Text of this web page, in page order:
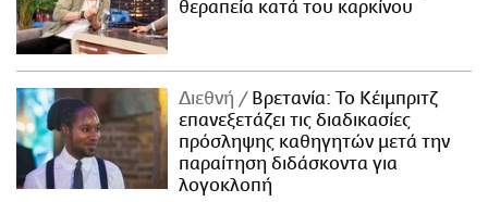
θεραπεία κατά του καρκίνου
Διεθνή
Βρετανία: Το Κέιμπριτζ
επανεξετάζει τις διαδικασίες
πρόσληψης καθηγητών μετά την
παραίτηση διδάσκοντα για
λογοκλοπή